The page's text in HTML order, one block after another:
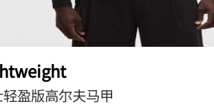
盈版高尔夫马甲